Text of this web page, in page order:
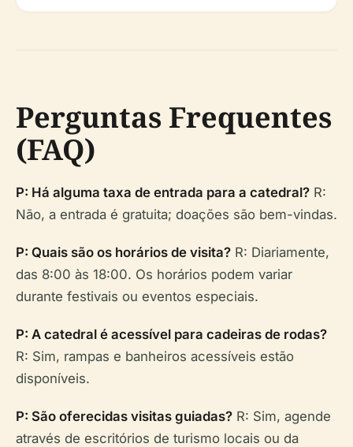
Perguntas Frequentes
(FAQ)
P: Há alguma taxa de entrada para a catedral? R:
Não, a entrada é gratuita; doações são bem-vindas.
P: Quais são os horários de visita? R: Diariamente,
das 8:00 às 18:00. Os horários podem variar
durante festivais ou eventos especiais.
P: A catedral é acessível para cadeiras de rodas?
R: Sim, rampas e banheiros acessíveis estão
disponíveis.
P: São oferecidas visitas guiadas? R: Sim, agende
através de escritórios de turismo locais ou da